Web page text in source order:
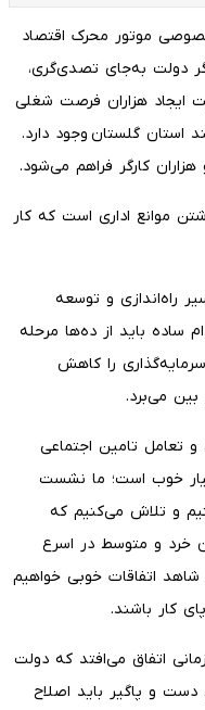
موتور محرک اقتصاد
دولت به‌جای تصدی‌گری،
ایجاد هزاران فرصت شغلی
استان گلستان وجود دارد.
کارگر فراهم می‌شود.
موانع اداری است که کار
راه‌اندازی و توسعه
ساده باید از ده‌ها مرحله
سرمایه‌گذاری را کاهش
بین می‌برد.
تعامل تامین اجتماعی
خوب است؛ ما نشست
و تلاش می‌کنیم که
خرد و متوسط در اسرع
اتفاقات خوبی خواهیم
کار باشند.
اتفاق می‌افتد که دولت
و پاگیر باید اصلاح